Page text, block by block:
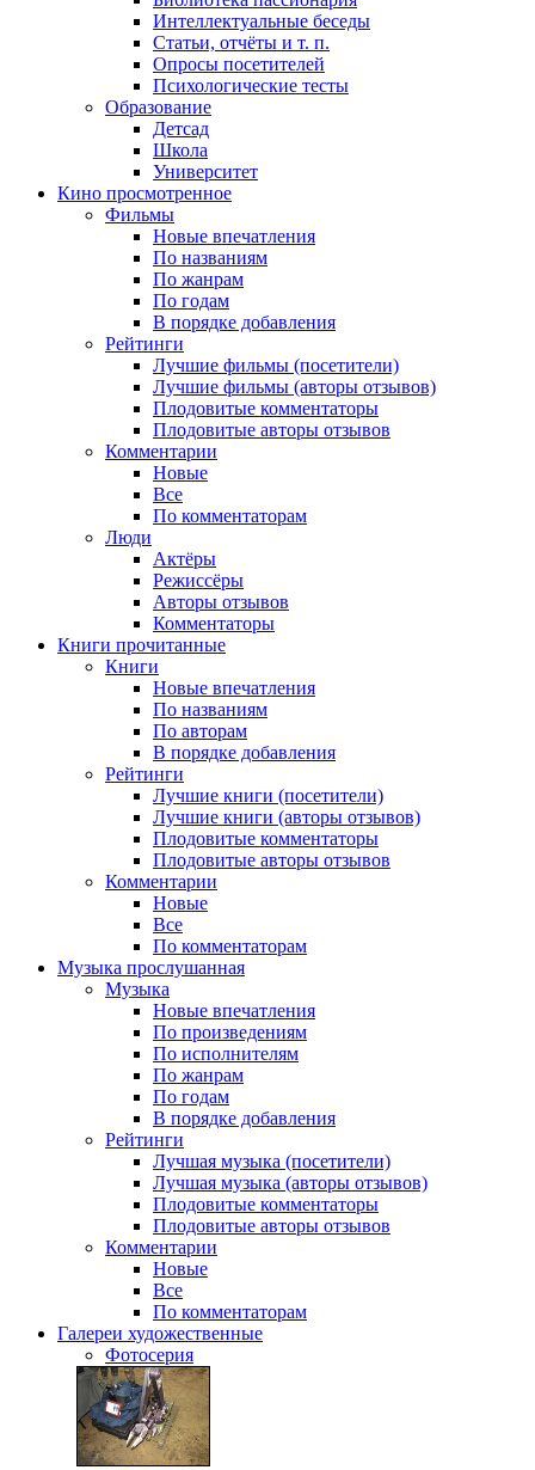
Интеллектуальные беседы
Статьи, отчёты и т. п.
Опросы посетителей
Психологические тесты
Образование
Детсад
Школа
Университет
Кино просмотренное
Фильмы
Новые впечатления
По названиям
По жанрам
По годам
В порядке добавления
Рейтинги
Лучшие фильмы (посетители)
Лучшие фильмы (авторы отзывов)
Плодовитые комментаторы
Плодовитые авторы отзывов
Комментарии
Новые
Все
По комментаторам
Люди
Актёры
Режиссёры
Авторы отзывов
Комментаторы
Книги прочитанные
Книги
Новые впечатления
По названиям
По авторам
В порядке добавления
Рейтинги
Лучшие книги (посетители)
Лучшие книги (авторы отзывов)
Плодовитые комментаторы
Плодовитые авторы отзывов
Комментарии
Новые
Все
По комментаторам
Музыка прослушанная
Музыка
Новые впечатления
По произведениям
По исполнителям
По жанрам
По годам
В порядке добавления
Рейтинги
Лучшая музыка (посетители)
Лучшая музыка (авторы отзывов)
Плодовитые комментаторы
Плодовитые авторы отзывов
Комментарии
Новые
Все
По комментаторам
Галереи художественные
Фотосерия